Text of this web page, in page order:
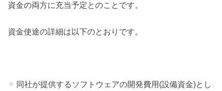
資金の両方に充当予定とのことです。
資金使途の詳細は以下のとおりです。
同社が提供するソフトウェアの開発費用(設備資金)とし